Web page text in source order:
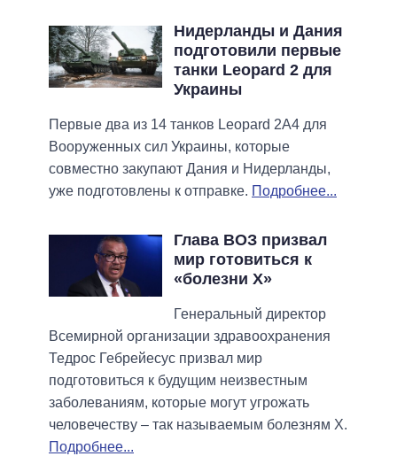
Нидерланды и Дания
подготовили первые
танки Leopard 2 для
Украины
Первые два из 14 танков Leopard 2A4 для
Вооруженных сил Украины, которые
совместно закупают Дания и Нидерланды,
уже подготовлены к отправке. Подробнее...
Глава ВОЗ призвал
мир готовиться к
«болезни Х»
Генеральный директор
Всемирной организации здравоохранения
Тедрос Гебрейесус призвал мир
подготовиться к будущим неизвестным
заболеваниям, которые могут угрожать
человечеству – так называемым болезням Х.
Подробнее...